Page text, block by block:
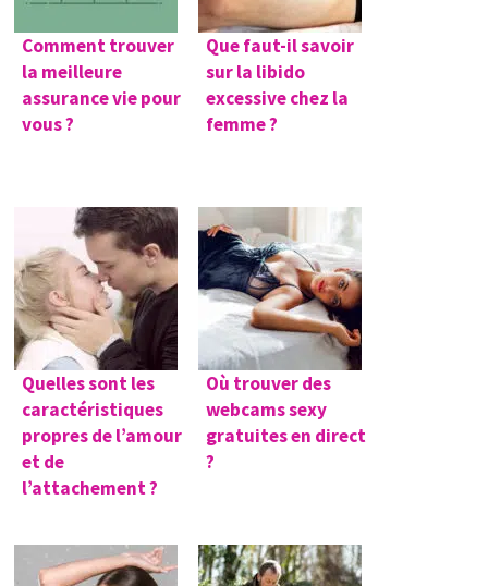
Comment trouver
la meilleure
assurance vie pour
vous ?
Que faut-il savoir
sur la libido
excessive chez la
femme ?
Quelles sont les
caractéristiques
propres de l’amour
et de
l’attachement ?
Où trouver des
webcams sexy
gratuites en direct
?